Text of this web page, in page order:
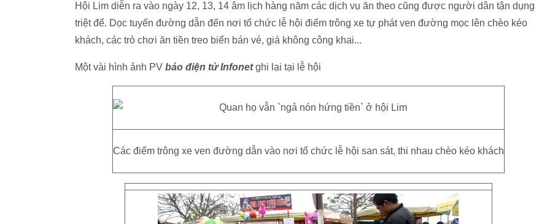
Hội Lim diễn ra vào ngày 12, 13, 14 âm lịch hàng năm các dịch vụ ăn theo cũng được người dân tận dụng
triệt để. Dọc tuyến đường dẫn đến nơi tổ chức lễ hội điểm trông xe tự phát ven đường mọc lên chèo kéo
khách, các trò chơi ăn tiền treo biển bán vé, giá không công khai...
Một vài hình ảnh PV báo điện tử Infonetghi lại tại lễ hội
Các điểm trông xe ven đường dẫn vào nơi tổ chức lễ hội san sát, thi nhau chèo kéo khách